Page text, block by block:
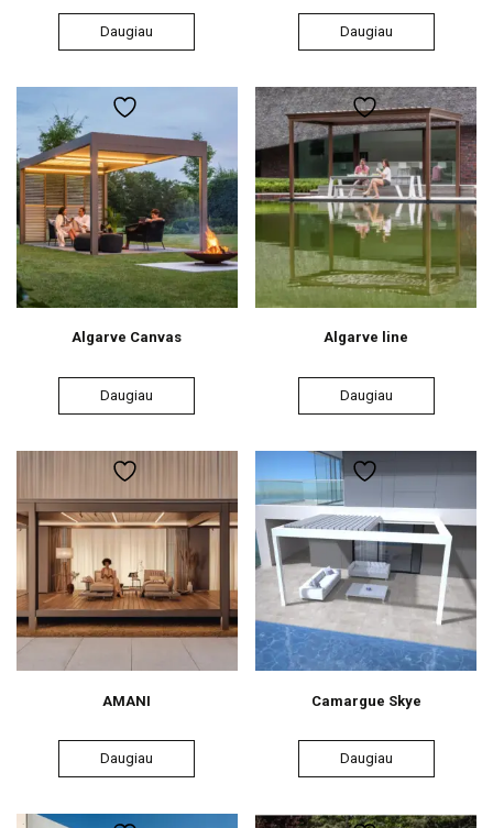
Daugiau Daugiau
Algarve Canvas
Daugiau
Algarve line
Daugiau
AMANI
Daugiau
Camargue Skye
Daugiau